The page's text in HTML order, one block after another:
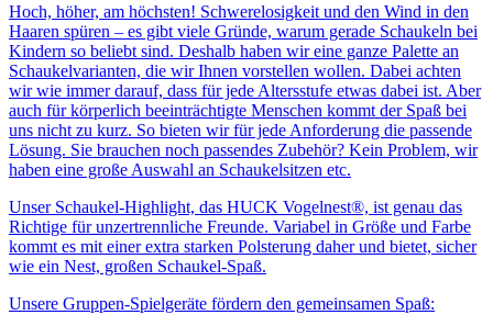
Hoch, höher, am höchsten! Schwerelosigkeit und den Wind in den
Haaren spüren – es gibt viele Gründe, warum gerade Schaukeln bei
Kindern so beliebt sind. Deshalb haben wir eine ganze Palette an
Schaukelvarianten, die wir Ihnen vorstellen wollen. Dabei achten
wir wie immer darauf, dass für jede Altersstufe etwas dabei ist. Aber
auch für körperlich beeinträchtigte Menschen kommt der Spaß bei
uns nicht zu kurz. So bieten wir für jede Anforderung die passende
Lösung. Sie brauchen noch passendes Zubehör? Kein Problem, wir
haben eine große Auswahl an Schaukelsitzen etc.
Unser Schaukel-Highlight, das HUCK Vogelnest®, ist genau das
Richtige für unzertrennliche Freunde. Variabel in Größe und Farbe
kommt es mit einer extra starken Polsterung daher und bietet, sicher
wie ein Nest, großen Schaukel-Spaß.
Unsere Gruppen-Spielgeräte fördern den gemeinsamen Spaß: